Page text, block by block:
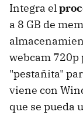
Integra el
a 8 GB de
webcam 720p
"pestañita"
viene con
que se pueda